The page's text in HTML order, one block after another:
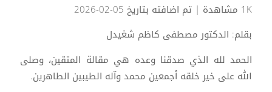
1K مشاهدة
| تم اضافته بتاريخ 05-02-2026
بقلم: الدكتور مصطفى كاظم شغيدل
الحمد لله الذي صدقنا وعده هي مقالة المتقين، وصلى
الله على خير خلقه أجمعين محمد وآله الطيبين الطاهرين.